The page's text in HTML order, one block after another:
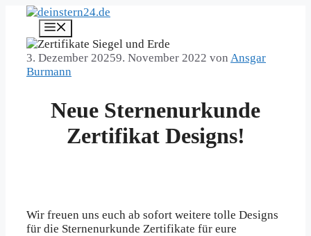
springen
3. Dezember 20259. November 2022 von Ansgar
Burmann
Neue Sternenurkunde
Zertifikat Designs!
Wir freuen uns euch ab sofort weitere tolle Designs
für die Sternenurkunde Zertifikate für eure